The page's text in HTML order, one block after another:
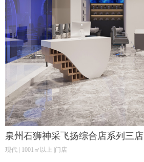
泉州石狮神采飞扬综合店系列三店
现代 | 1001㎡以上 |门店